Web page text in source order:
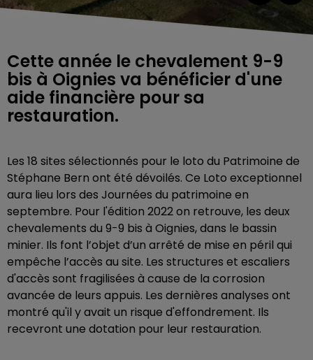
Cette année le chevalement 9-9
bis à Oignies va bénéficier d'une
aide financière pour sa
restauration.
Les 18 sites sélectionnés pour le loto du Patrimoine de
Stéphane Bern ont été dévoilés. Ce Loto exceptionnel
aura lieu lors des Journées du patrimoine en
septembre. Pour l'édition 2022 on retrouve, les deux
chevalements du 9-9 bis à Oignies, dans le bassin
minier. Ils font l’objet d’un arrêté de mise en péril qui
empêche l’accès au site. Les structures et escaliers
d'accès sont fragilisées à cause de la corrosion
avancée de leurs appuis. Les dernières analyses ont
montré qu'il y avait un risque d'effondrement. Ils
recevront une dotation pour leur restauration.